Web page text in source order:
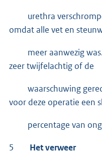
urethra
omdat alle vet en
meer aanwezig was.
zeer twijfelachtig of de
waarschuwing
voor deze operatie een
percentage van
5 Het verweer